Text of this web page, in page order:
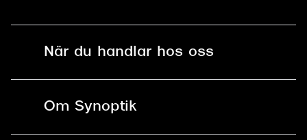
När du handlar hos oss
Om Synoptik